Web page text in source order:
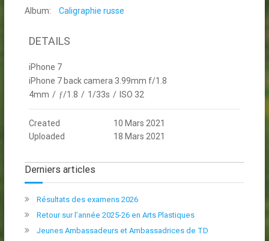
Album: Caligraphie russe
DETAILS
iPhone 7
iPhone 7 back camera 3.99mm f/1.8
4mm / ƒ/1.8 / 1/33s / ISO 32
Created
10 Mars 2021
Uploaded
18 Mars 2021
Derniers articles
Résultats des examens 2026
Retour sur l’année 2025-26 en Arts Plastiques
Jeunes Ambassadeurs et Ambassadrices de TD